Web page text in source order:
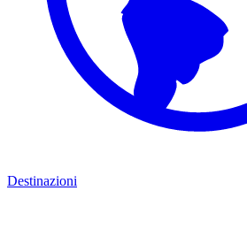
Destinazioni